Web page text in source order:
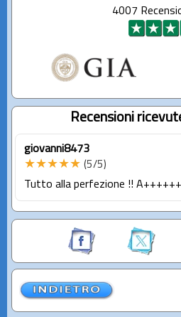
4007
Recensioni
giovanni8473
★★★★★ (5/5)
Tutto alla perfezione !!